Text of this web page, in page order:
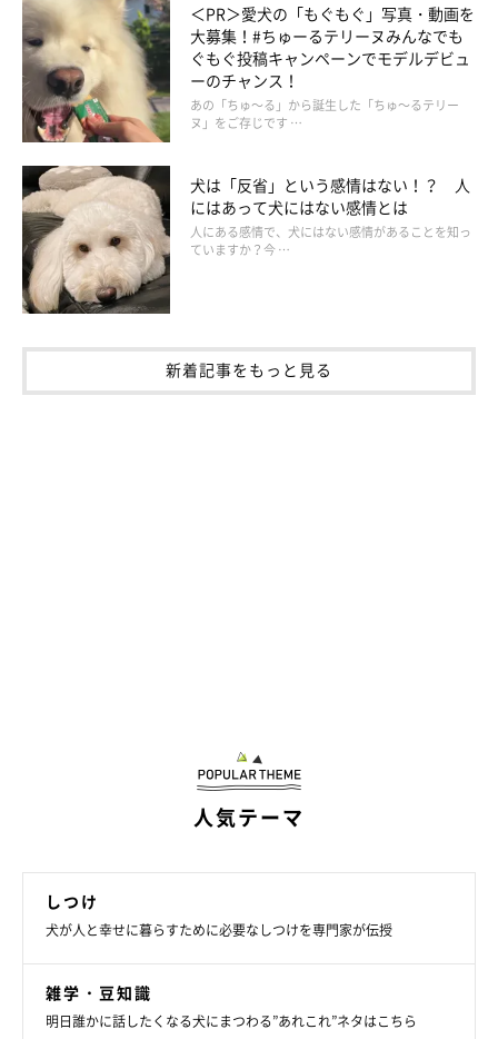
1年を通してオネショが続くようなら、「ホルモン反応性尿失
禁」という病気の可能性があります。ホルモン反応性尿失禁は、
若い時期に避妊手術を受けた大型犬に多く見られ、尿道の筋肉の
働きに異常が起こる病気です。
一時的なオネショの場合、水分の取り過ぎが原因かもしれません
が、このような病気の可能性もあるため、念のため動物病院を受
診しておくと安心です。寝るときにはオムツを付けたり、汚れて
もいい布を敷いたりするなど対策をとりましょう。
く「マーキング」かも
＜PR＞愛犬の「もぐもぐ」写真・動画を
大募集！#ちゅーるテリーヌみんなでも
ぐもぐ投稿キャンペーンでモデルデビュ
ーのチャンス！
あの「ちゅ～る」から誕生した「ちゅ～るテリー
ヌ」をご存じです …
犬は「反省」という感情はない！？ 人
にはあって犬にはない感情とは
人にある感情で、犬にはない感情があることを知っ
ていますか？今 …
新着記事をもっと見る
人気テーマ
しつけ
犬が人と幸せに暮らすために必要なしつけを専門家が伝授
雑学・豆知識
明日誰かに話したくなる犬にまつわる”あれこれ”ネタはこちら